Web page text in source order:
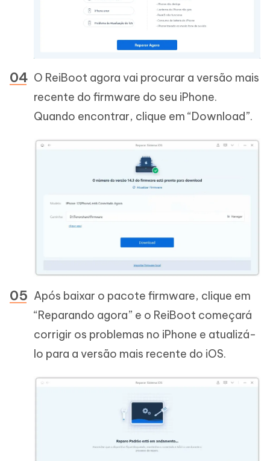
O ReiBoot agora vai procurar a versão mais
recente do firmware do seu iPhone.
Quando encontrar, clique em “Download”.
Após baixar o pacote firmware, clique em
“Reparando agora” e o ReiBoot começará
corrigir os problemas no iPhone e atualizá-
lo para a versão mais recente do iOS.